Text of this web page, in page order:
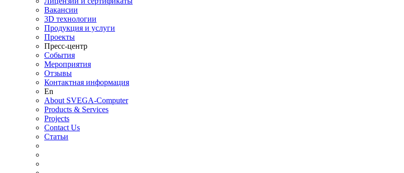
Вакансии
3D технологии
Продукция и услуги
Проекты
Пресс-центр
События
Мероприятия
Отзывы
Контактная информация
En
About SVEGA-Computer
Products & Services
Projects
Contact Us
Статьи